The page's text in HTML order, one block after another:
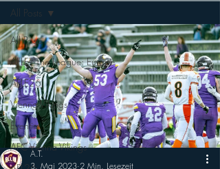
All Posts
AFLE - The League: Europe
AFLE26
Vienna Vikings
Eventim
AFC Vienna Vikings
All Posts
A.T.
3. Mai 2023 2 Min. Lesezeit